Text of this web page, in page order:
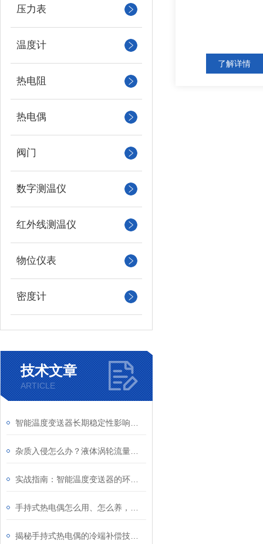
压力表
温度计
热电阻
热电偶
阀门
数字测温仪
红外线测温仪
物位仪表
密度计
技术文章
ARTICLE
了解详情